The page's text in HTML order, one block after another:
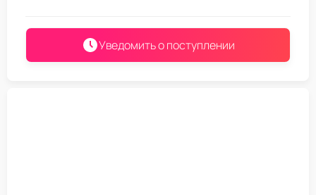
Уведомить о поступлении